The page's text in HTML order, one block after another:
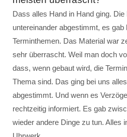
Dass alles Hand in Hand ging.
untereinander abgestimmt, es gab
Terminthemen. Das Material war
sehr überrascht. Weil man doch
dass, wenn gebaut wird, die
Thema sind. Das ging bei uns
abgestimmt. Und wenn es
rechtzeitig informiert. Es gab
wieder andere Dinge zu tun. Alles